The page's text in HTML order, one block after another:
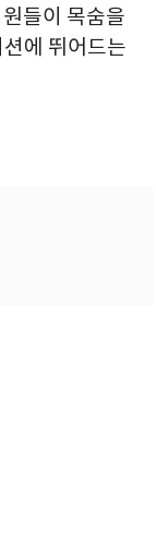
들이 목숨을
에 뛰어드는